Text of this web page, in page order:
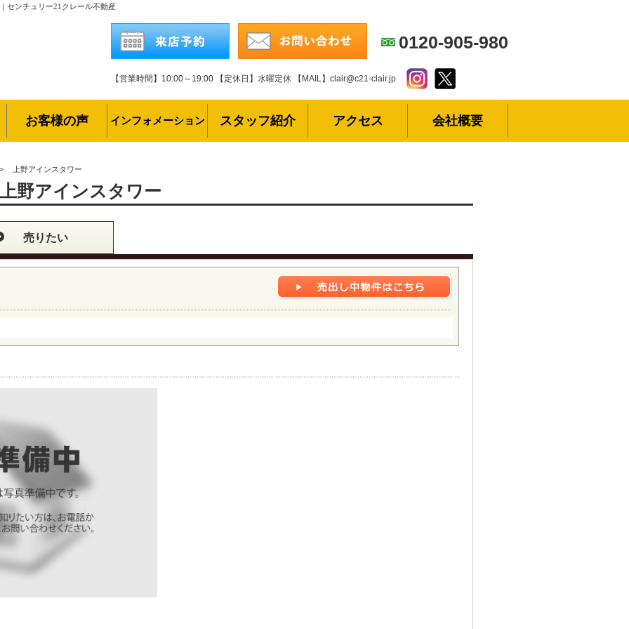
センチュリー21クレール不動産
0120-905-980
【営業時間】10:00～19:00 【定休日】水曜定休 【MAIL】clair@c21-clair.jp
お客様の声 インフォメーション スタッフ紹介 アクセス 会社概要
上野アインスタワー
野アインスタワー
売りたい